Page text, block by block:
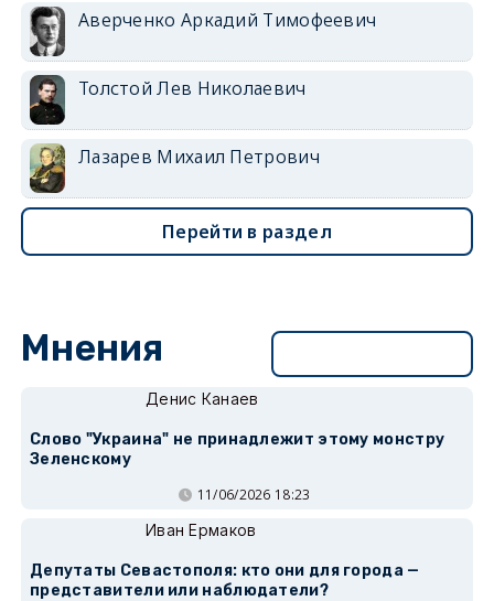
Аверченко Аркадий Тимофеевич
Толстой Лев Николаевич
Лазарев Михаил Петрович
Перейти в раздел
Мнения
Денис Канаев
Слово "Украина" не принадлежит этому монстру
Зеленскому
11/06/2026 18:23
Иван Ермаков
Депутаты Севастополя: кто они для города —
представители или наблюдатели?